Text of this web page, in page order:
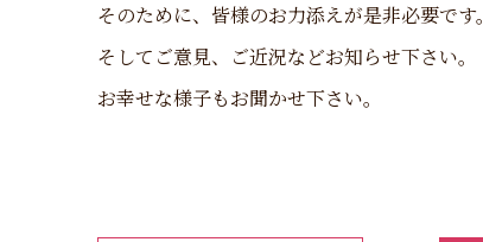
そのために、皆様のお力添えが是非必要です。
そしてご意見、ご近況などお知らせ下さい。
お幸せな様子もお聞かせ下さい。